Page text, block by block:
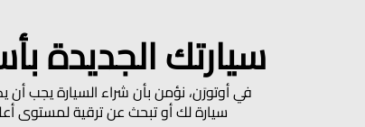
سيارتك الجديدة
في أوتورَن، نؤمن بأن شراء السيارة يجب
سيارة لك أو تبحث عن ترقية لمستوى